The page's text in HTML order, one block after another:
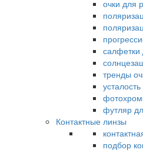
очки для
салфетки
тренды
усталость
футляр
Контактные линзы
подбор